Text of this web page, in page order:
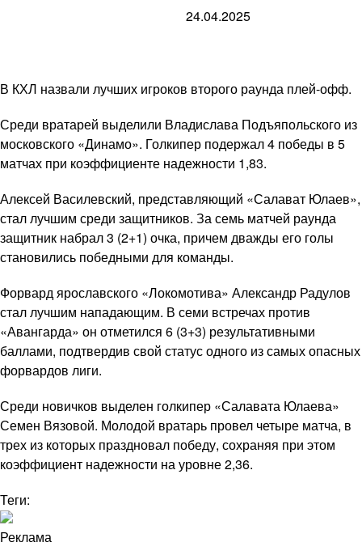
24.04.2025
В КХЛ назвали лучших игроков второго раунда плей-офф.
Среди вратарей выделили Владислава Подъяпольского из
московского «Динамо». Голкипер подержал 4 победы в 5
матчах при коэффициенте надежности 1,83.
Алексей Василевский, представляющий «Салават Юлаев»,
стал лучшим среди защитников. За семь матчей раунда
защитник набрал 3 (2+1) очка, причем дважды его голы
становились победными для команды.
Форвард ярославского «Локомотива» Александр Радулов
стал лучшим нападающим. В семи встречах против
«Авангарда» он отметился 6 (3+3) результативными
баллами, подтвердив свой статус одного из самых опасных
форвардов лиги.
Среди новичков выделен голкипер «Салавата Юлаева»
Семен Вязовой. Молодой вратарь провел четыре матча, в
трех из которых праздновал победу, сохраняя при этом
коэффициент надежности на уровне 2,36.
Теги:
Реклама